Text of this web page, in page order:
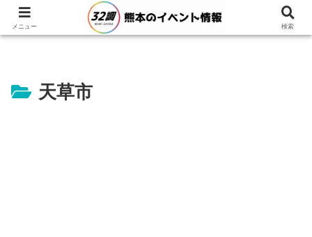
天草市
メニュー 検索